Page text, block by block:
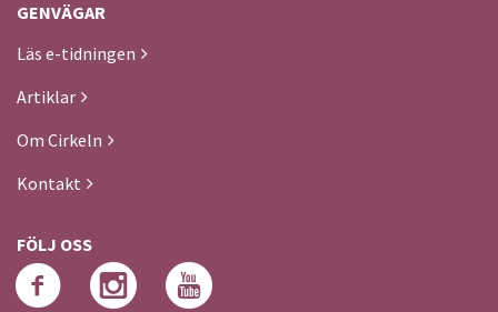
GENVÄGAR
Läs e-tidningen
Artiklar
Om Cirkeln
Kontakt
FÖLJ OSS